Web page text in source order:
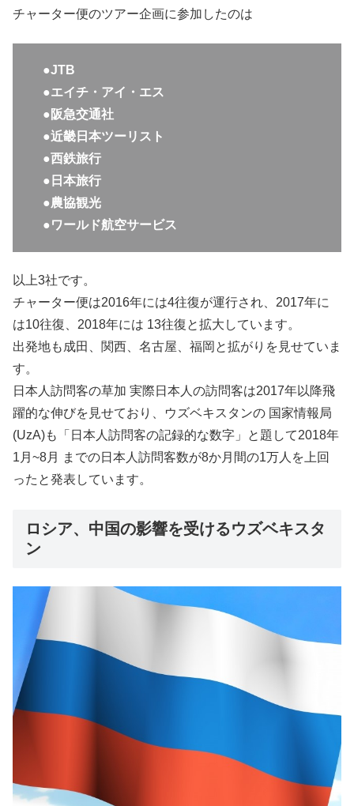
チャーター便のツアー企画に参加したのは
●JTB
●エイチ・アイ・エス
●阪急交通社
●近畿日本ツーリスト
●西鉄旅行
●日本旅行
●農協観光
●ワールド航空サービス
以上3社です。
チャーター便は2016年には4往復が運行され、2017年に
は10往復、2018年には 13往復と拡大しています。
出発地も成田、関西、名古屋、福岡と拡がりを見せていま
す。
日本人訪問客の草加 実際日本人の訪問客は2017年以降飛
躍的な伸びを見せており、ウズベキスタンの 国家情報局
(UzA)も「日本人訪問客の記録的な数字」と題して2018年
1月~8月 までの日本人訪問客数が8か月間の1万人を上回
ったと発表しています。
ロシア、中国の影響を受けるウズベキスタ
ン